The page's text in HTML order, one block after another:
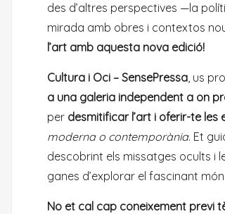
des d’altres perspectives —la
mirada amb obres i contextos
l’art amb aquesta nova edició!
Cultura i Oci – SensePressa, us
a una galeria independent a on
per desmitificar l’art i oferir-te les
moderna o contemporània. Et
descobrint els missatges ocults i
ganes d’explorar el fascinant
No et cal cap coneixement previ